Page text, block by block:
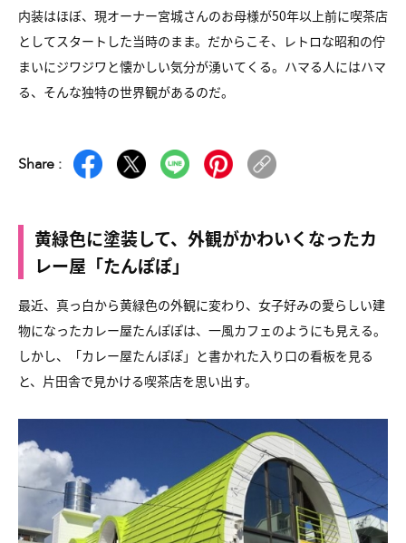
内装はほぼ、現オーナー宮城さんのお母様が50年以上前に喫茶店
としてスタートした当時のまま。だからこそ、レトロな昭和の佇
まいにジワジワと懐かしい気分が湧いてくる。ハマる人にはハマ
る、そんな独特の世界観があるのだ。
Share :
黄緑色に塗装して、外観がかわいくなったカ
レー屋「たんぽぽ」
最近、真っ白から黄緑色の外観に変わり、女子好みの愛らしい建
物になったカレー屋たんぽぽは、一風カフェのようにも見える。
しかし、「カレー屋たんぽぽ」と書かれた入り口の看板を見る
と、片田舎で見かける喫茶店を思い出す。